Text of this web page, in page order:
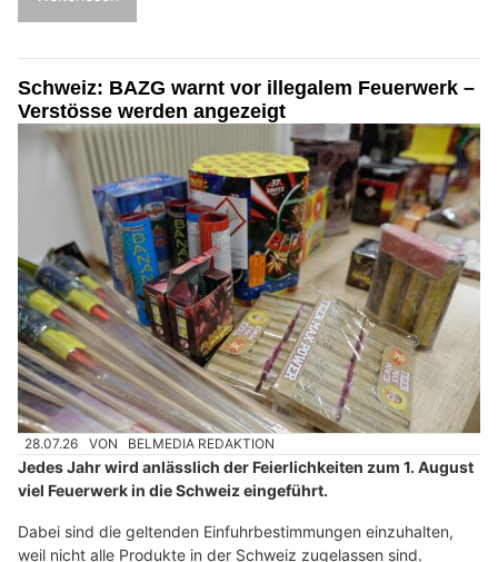
Schweiz: BAZG warnt vor illegalem Feuerwerk –
Verstösse werden angezeigt
28.07.26 VON BELMEDIA REDAKTION
Jedes Jahr wird anlässlich der Feierlichkeiten zum 1. August
viel Feuerwerk in die Schweiz eingeführt.
Dabei sind die geltenden Einfuhrbestimmungen einzuhalten,
weil nicht alle Produkte in der Schweiz zugelassen sind.